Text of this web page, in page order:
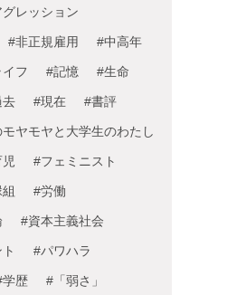
レッション
#非正規雇用 #中高年
フ #記憶 #生命
去 #現在 #書評
ヤモヤと大学生のわたし
#フェミニスト
#労働
#資本主義社会
#パワハラ
学歴 #「弱さ」